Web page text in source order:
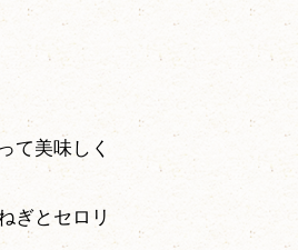
て美味しく
ぎとセロリ